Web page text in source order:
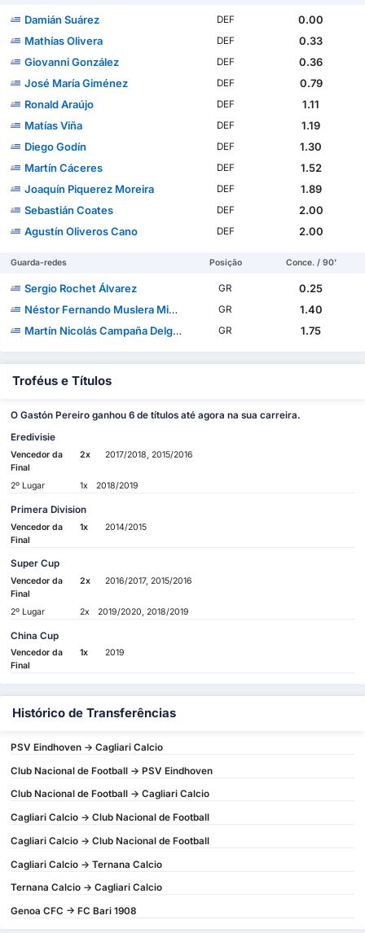
Damián Suárez DEF
0.00
Mathías Olivera
DEF
0.33
Giovanni González
DEF
0.36
José María Giménez
DEF
0.79
Ronald Araújo
DEF
1.11
Matías Viña
DEF
1.19
Diego Godín
DEF
1.30
Martín Cáceres
DEF
1.52
Joaquín Piquerez Moreira
DEF
1.89
Sebastián Coates
DEF
2.00
Agustín Oliveros Cano
DEF 2.00
Guarda-redes Posição Conce. / 90'
Sergio Rochet Álvarez GR
0.25
Néstor Fernando Muslera Micol
GR
1.40
Martín Nicolás Campaña Delgado
GR 1.75
Troféus e Títulos
O Gastón Pereiro ganhou 6 de títulos até agora na sua carreira.
Eredivisie
Vencedor da
Final
2x 2017/2018, 2015/2016
2º Lugar 1x 2018/2019
Primera Division
Vencedor da
Final
1x 2014/2015
Super Cup
Vencedor da
Final
2x 2016/2017, 2015/2016
2º Lugar 2x 2019/2020, 2018/2019
China Cup
Vencedor da
Final
1x 2019
Histórico de Transferências
PSV Eindhoven -> Cagliari Calcio
Club Nacional de Football -> PSV Eindhoven
Club Nacional de Football -> Cagliari Calcio
Cagliari Calcio -> Club Nacional de Football
Cagliari Calcio -> Club Nacional de Football
Cagliari Calcio -> Ternana Calcio
Ternana Calcio -> Cagliari Calcio
Genoa CFC -> FC Bari 1908